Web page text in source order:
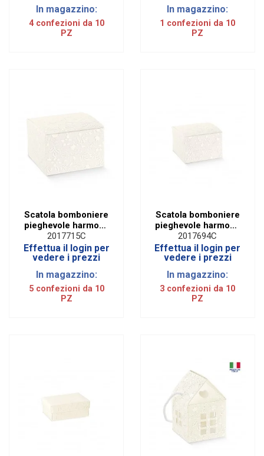
In magazzino:
4 confezioni da 10
PZ
In magazzino:
1 confezioni da 10
PZ
Scatola bomboniere
pieghevole harmony
bianco cm 12 x 12 x
19 (conf. 10 pezzi)
2017715C
Effettua il login per
vedere i prezzi
In magazzino:
5 confezioni da 10
PZ
Scatola bomboniere
pieghevole harmony
bianco cm 7 x 7 x 7
(conf. 10 pezzi)
2017694C
Effettua il login per
vedere i prezzi
In magazzino:
3 confezioni da 10
PZ